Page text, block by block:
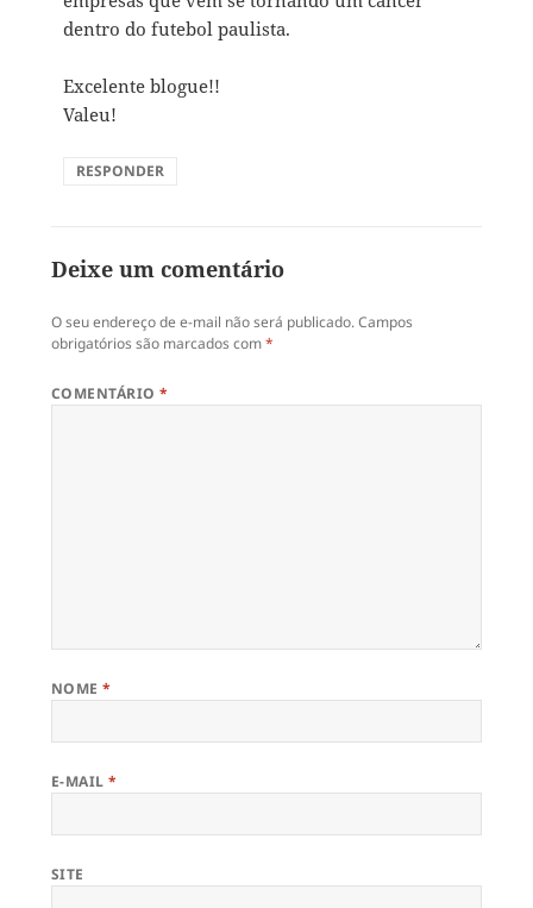
dentro do futebol paulista.
Excelente blogue!!
Valeu!
RESPONDER
Deixe um comentário
O seu endereço de e-mail não será publicado.Campos
obrigatórios são marcados com*
COMENTÁRIO*
NOME*
E-MAIL*
SITE